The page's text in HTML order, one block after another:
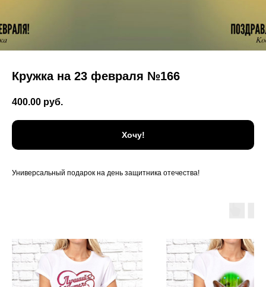
Кружка на 23 февраля №166
400.00 руб.
Хочу!
Универсальный подарок на день защитника отечества!